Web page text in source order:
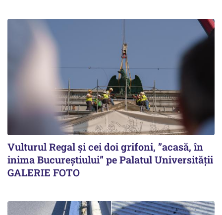
Vulturul Regal și cei doi grifoni, ”acasă, în
inima Bucureștiului” pe Palatul Universității
GALERIE FOTO